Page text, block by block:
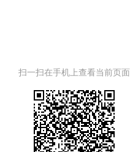
扫一扫在手机上查看当前页面